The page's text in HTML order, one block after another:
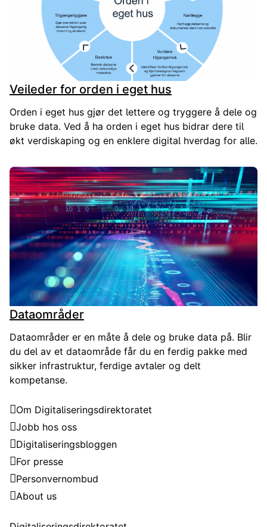
Veileder for orden i eget hus
Orden i eget hus gjør det lettere og tryggere å dele og
bruke data. Ved å ha orden i eget hus bidrar dere til
økt verdiskaping og en enklere digital hverdag for alle.
Dataområder
Dataområder er en måte å dele og bruke data på. Blir
du del av et dataområde får du en ferdig pakke med
sikker infrastruktur, ferdige avtaler og delt
kompetanse.
Om Digitaliseringsdirektoratet
Jobb hos oss
Digitaliseringsbloggen
For presse
Personvernombud
About us